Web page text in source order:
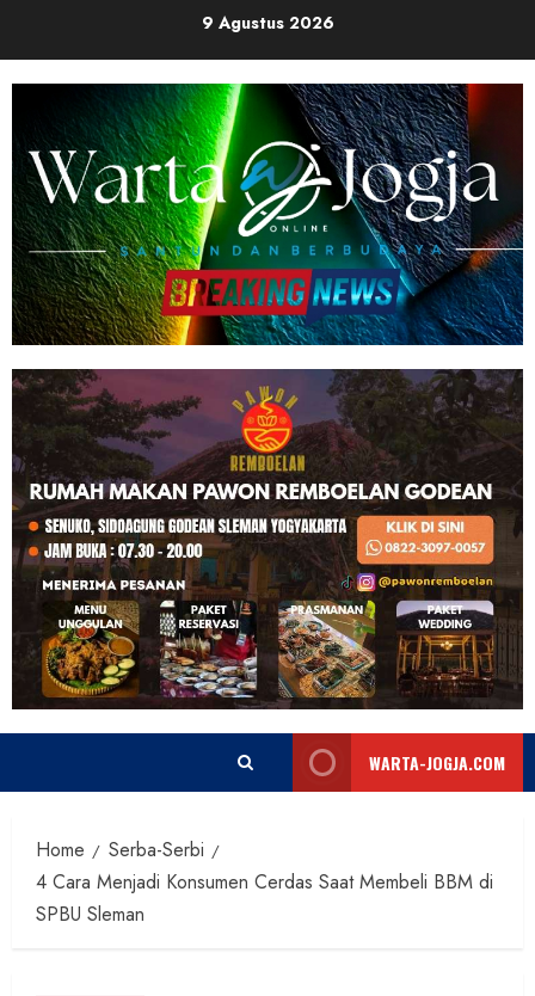
content
9 Agustus 2026
WARTA-JOGJA.COM
Home
Serba-Serbi
4 Cara Menjadi Konsumen Cerdas Saat Membeli BBM di
SPBU Sleman